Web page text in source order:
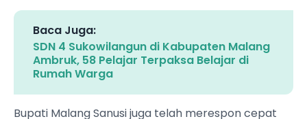
Baca Juga:
SDN 4 Sukowilangun di Kabupaten Malang
Ambruk, 58 Pelajar Terpaksa Belajar di
Rumah Warga
Bupati Malang Sanusi juga telah merespon cepat